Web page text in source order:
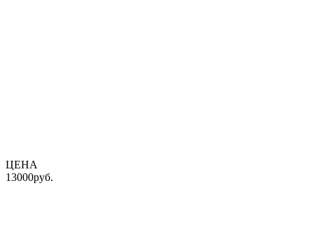
ЦЕНА
13000руб.